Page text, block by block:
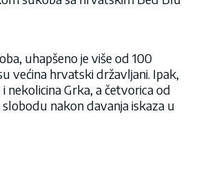
uhapšeno je više od 100
većina hrvatski državljani. Ipak,
nekolicina Grka, a četvorica od
nakon davanja iskaza u